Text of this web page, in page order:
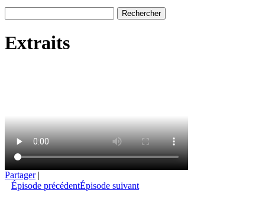
Extraits
Partager |
Épisode précédentÉpisode suivant